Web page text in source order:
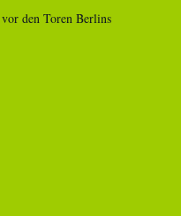
den Toren Berlins